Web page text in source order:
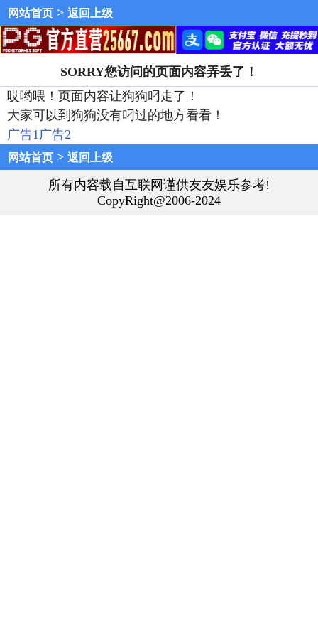
网站首页 > 返回上级
SORRY您访问的页面内容弄丢了！
哎哟喂！页面内容让狗狗叼走了！
大家可以到狗狗没有叼过的地方看看！
广告1广告2
网站首页 > 返回上级
所有内容载自互联网谨供友友娱乐参考!
CopyRight@2006-2024